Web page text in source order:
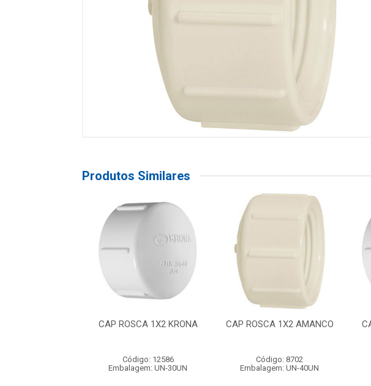
Produtos Similares
CAP ROSCA 1X2 KRONA
Código: 12586
Embalagem: UN-30UN
CAP ROSCA 1X2 AMANCO
Código: 8702
Embalagem: UN-40UN